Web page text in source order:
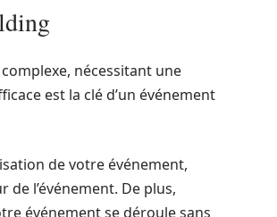
nécessitant une
est la clé d’un événement
de votre événement,
l’événement. De plus,
événement se déroule sans